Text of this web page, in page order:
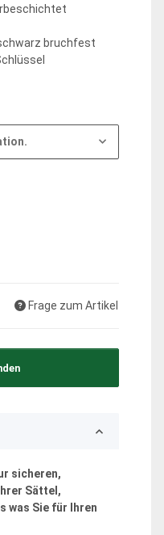
bruchfest
Frage zum Artikel
sicheren,
Sättel,
was Sie für Ihren